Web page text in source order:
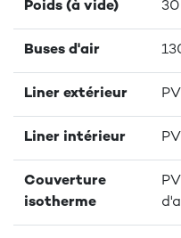
Poids (à vide) 30
Buses d'air
Liner extérieur
Liner intérieur
Couverture
isotherme